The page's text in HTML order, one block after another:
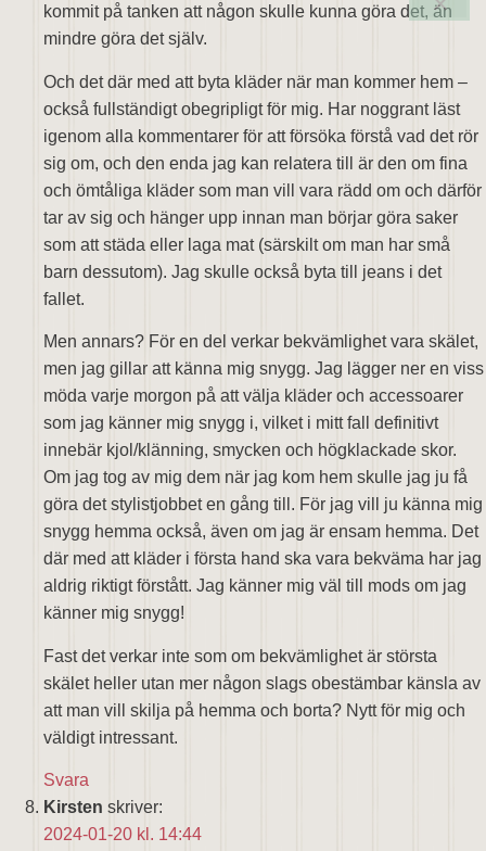
kommit på tanken att någon skulle kunna göra det, än
mindre göra det själv.
Och det där med att byta kläder när man kommer hem –
också fullständigt obegripligt för mig. Har noggrant läst
igenom alla kommentarer för att försöka förstå vad det rör
sig om, och den enda jag kan relatera till är den om fina
och ömtåliga kläder som man vill vara rädd om och därför
tar av sig och hänger upp innan man börjar göra saker
som att städa eller laga mat (särskilt om man har små
barn dessutom). Jag skulle också byta till jeans i det
fallet.
Men annars? För en del verkar bekvämlighet vara skälet,
men jag gillar att känna mig snygg. Jag lägger ner en viss
möda varje morgon på att välja kläder och accessoarer
som jag känner mig snygg i, vilket i mitt fall definitivt
innebär kjol/klänning, smycken och högklackade skor.
Om jag tog av mig dem när jag kom hem skulle jag ju få
göra det stylistjobbet en gång till. För jag vill ju känna mig
snygg hemma också, även om jag är ensam hemma. Det
där med att kläder i första hand ska vara bekväma har jag
aldrig riktigt förstått. Jag känner mig väl till mods om jag
känner mig snygg!
Fast det verkar inte som om bekvämlighet är största
skälet heller utan mer någon slags obestämbar känsla av
att man vill skilja på hemma och borta? Nytt för mig och
väldigt intressant.
Svara
Kirsten skriver:
2024-01-20 kl. 14:44